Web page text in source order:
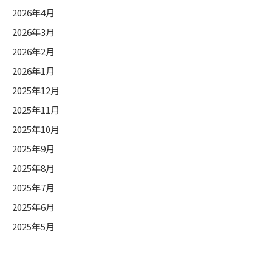
2026年4月
2026年3月
2026年2月
2026年1月
2025年12月
2025年11月
2025年10月
2025年9月
2025年8月
2025年7月
2025年6月
2025年5月